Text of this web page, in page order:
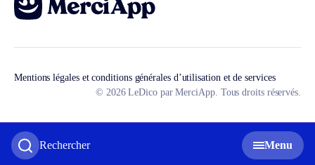
Rechercher Menu
Mentions légales et conditions générales d’utilisation et de services
© 2026 LeDico par MerciApp. Tous droits réservés.